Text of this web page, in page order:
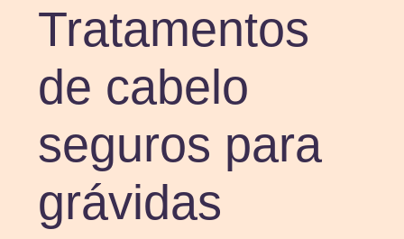
Tratamentos
de cabelo
seguros para
grávidas